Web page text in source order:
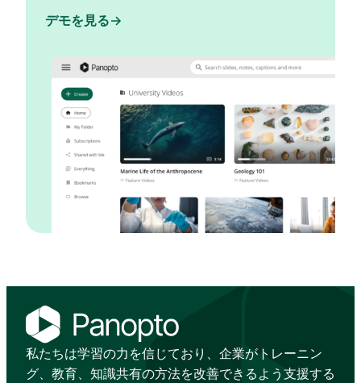
デモを見る
私たちは学習の力を信じており、企業がトレーニン
グ、教育、知識共有の方法を改善できるよう支援する